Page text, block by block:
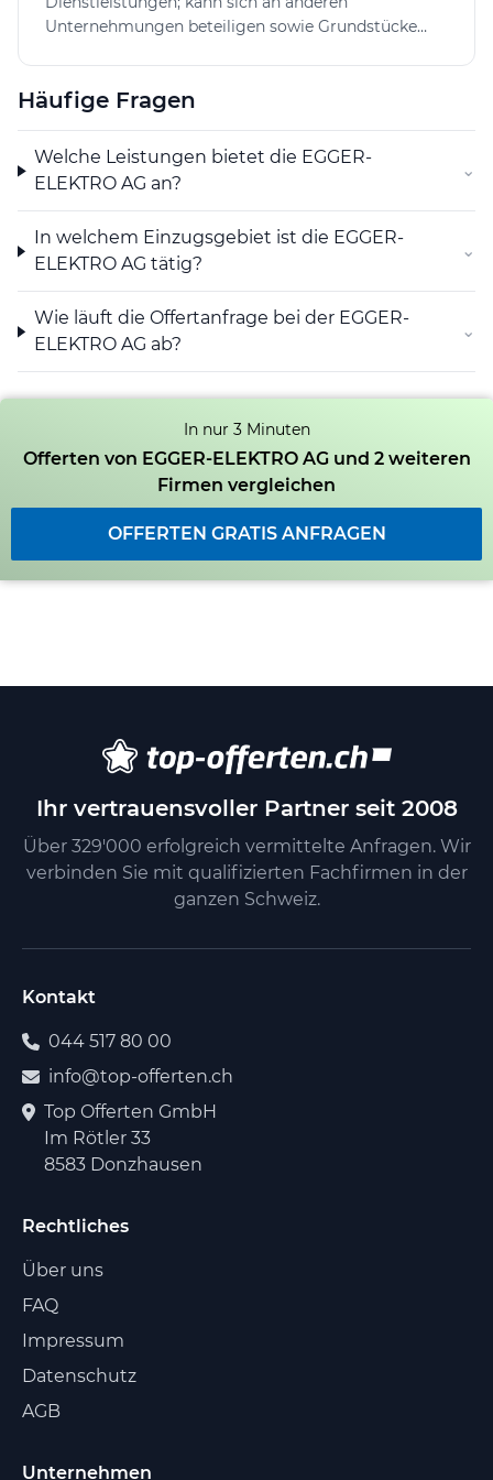
Unternehmungen beteiligen sowie Grundstücke
Häufige Fragen
Welche Leistungen bietet die EGGER-
ELEKTRO AG an?
⌄
In welchem Einzugsgebiet ist die EGGER-
ELEKTRO AG tätig?
⌄
Wie läuft die Offertanfrage bei der EGGER-
ELEKTRO AG ab?
⌄
In nur 3 Minuten
Offerten von EGGER-ELEKTRO AG und 2 weiteren
Firmen vergleichen
OFFERTEN GRATIS ANFRAGEN
Ihr vertrauensvoller Partner seit 2008
Über 329'000 erfolgreich vermittelte Anfragen. Wir
verbinden Sie mit qualifizierten Fachfirmen in der
ganzen Schweiz.
Kontakt
044 517 80 00
info@top-offerten.ch
Top Offerten GmbH
Im Rötler 33
8583 Donzhausen
Rechtliches
Über uns
FAQ
Impressum
Datenschutz
AGB
Unternehmen